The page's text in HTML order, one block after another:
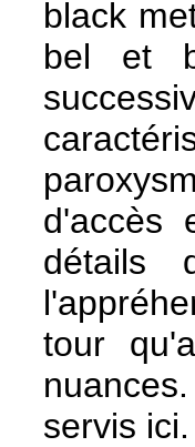
black
bel et
d'accès
détails
tour
servis ici.